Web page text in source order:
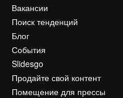
Вакансии
Поиск тенденций
Блог
События
Slidesgo
Продайте свой контент
Помещение для прессы